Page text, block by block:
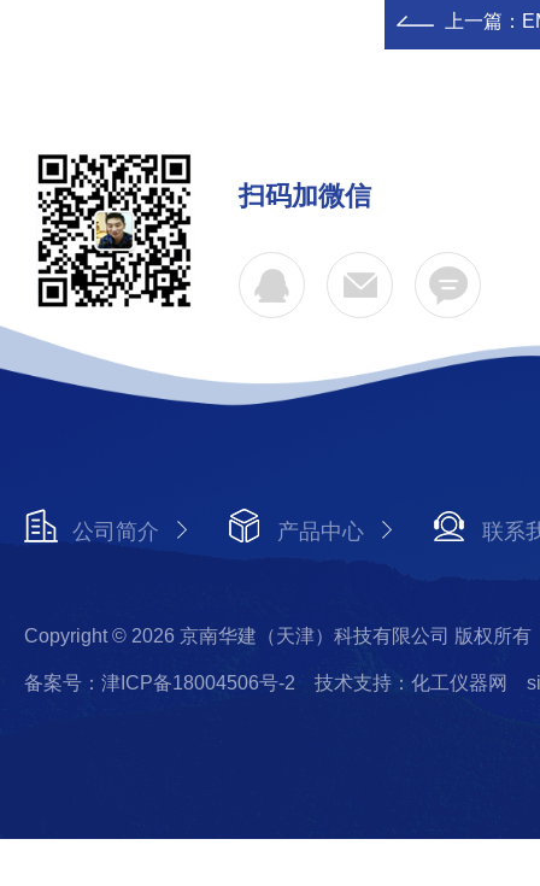
上一篇：
扫码加微信
公司简介 产品中心 联系
Copyright © 2026 京南华建（天津）科技有限公司 版权所有
备案号：津ICP备18004506号-2 技术支持：化工仪器网